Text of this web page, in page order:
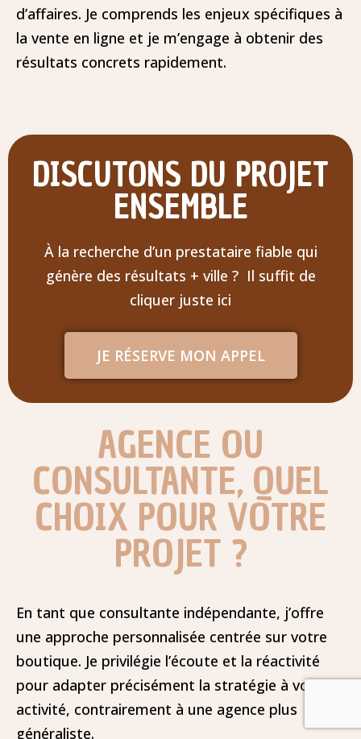
d’affaires. Je comprends les enjeux spécifiques à
la vente en ligne et je m’engage à obtenir des
résultats concrets rapidement.
DISCUTONS DU PROJET
ENSEMBLE
À la recherche d’un prestataire fiable qui
génère des résultats + ville ? Il suffit de
cliquer juste ici
JE RÉSERVE MON APPEL
AGENCE OU
CONSULTANTE, QUEL
CHOIX POUR VOTRE
PROJET ?
En tant que consultante indépendante, j’offre
une approche personnalisée centrée sur votre
boutique. Je privilégie l’écoute et la réactivité
pour adapter précisément la stratégie à votre
activité, contrairement à une agence plus
généraliste.